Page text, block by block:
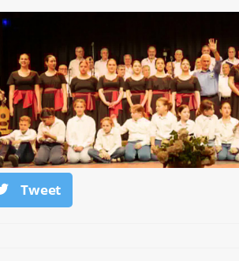
Tweet